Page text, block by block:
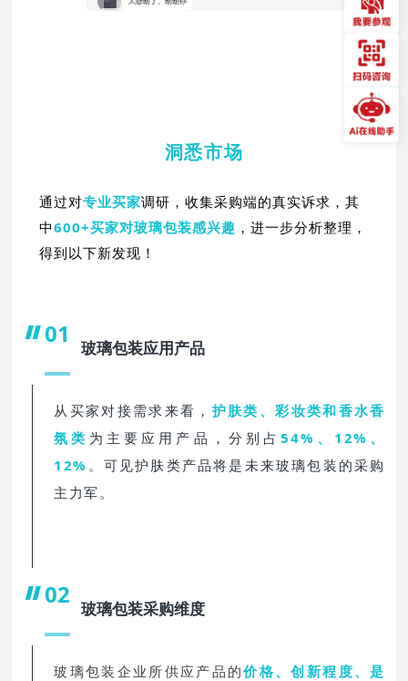
洞悉市场
通过对专业买家调研，收集采购端的真实诉求，其
中600+买家对玻璃包装感兴趣 ，进一步分析整理，
得到以下新发现！
01 玻璃包装应用产品
从买家对接需求来看， 护肤类、彩妆类和香水香
氛类 为主要应用产品，分别占54%、12%、
12% 。可见护肤类产品将是未来玻璃包装的采购
主力军。
02 玻璃包装采购维度
玻璃包装企业所供应产品的价格、创新程度、是